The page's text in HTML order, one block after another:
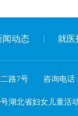
闻动态 就医
路7号 咨询电话
湖北省妇女儿童